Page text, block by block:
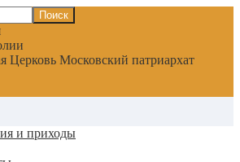
Церковь Московский патриархат
и приходы